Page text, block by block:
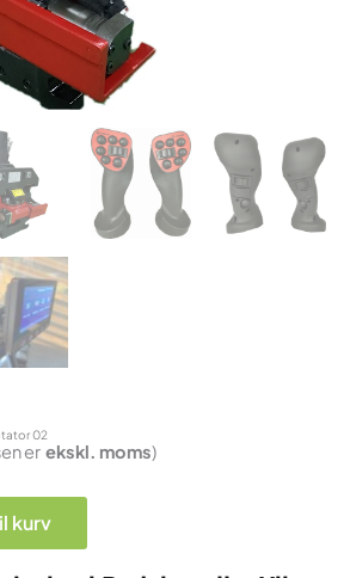
02
er ekskl. moms)
kurv